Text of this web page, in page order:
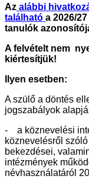
Az alábbi
található a 2026/
tanulók
A felvételt nem
kiértesítjük!
Ilyen esetben:
A szülő a döntés
jogszabályok
- a köznevelési
köznevelésről
bekezdései,
intézmények
névhasználatáról